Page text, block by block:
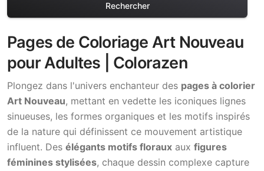
Rechercher
Pages de Coloriage Art Nouveau
pour Adultes | Colorazen
Plongez dans l'univers enchanteur des pages à colorier
Art Nouveau, mettant en vedette les iconiques lignes
sinueuses, les formes organiques et les motifs inspirés
de la nature qui définissent ce mouvement artistique
influent. Des élégants motifs floraux aux figures
féminines stylisées, chaque dessin complexe capture